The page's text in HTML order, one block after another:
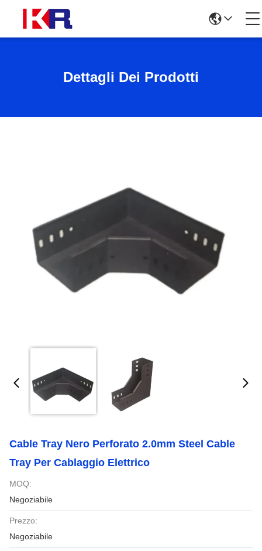
Dettagli Dei Prodotti
Cable Tray Nero Perforato 2.0mm Steel Cable
Tray Per Cablaggio Elettrico
MOQ:
Negoziabile
Prezzo:
Negoziabile